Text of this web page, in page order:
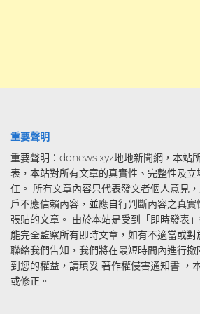
重要聲明
重要聲明：ddnews.xyz地地新聞網，本站
表，本站對所有文章的真實性、完整性及
任。 所有文章內容只代表發文者個人意見
戶不應信賴內容，並應自行判斷內容之真
張貼的文章。 由於本站是受到「即時發表
能完全監察所有即時文章，如有不適當或
聯絡我們告知，我們將在最短時間內進行
到您的權益，請瑱妥 著作權侵害通知書 ，
或修正。